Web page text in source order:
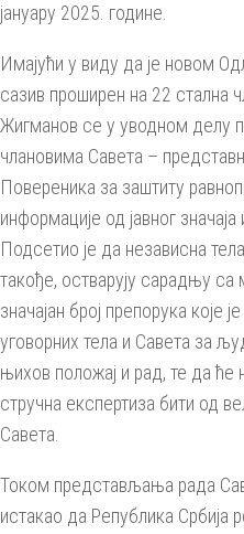
јануару 2025. године.
Имајући у виду да је новом
сазив проширен на 22 стална
Жигманов се у уводном делу
члановима Савета –
Повереника за заштиту
информације од јавног
Подсетио је да независна
такође, остварују сарадњу
значајан број препорука које
уговорних тела и Савета за
њихов положај и рад, те да
стручна експертиза бити од
Савета.
Током представљања рада
истакао да Република Србија